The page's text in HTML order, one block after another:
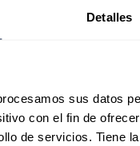
Detalles
sus datos
con el fin de
de servicios. Tiene